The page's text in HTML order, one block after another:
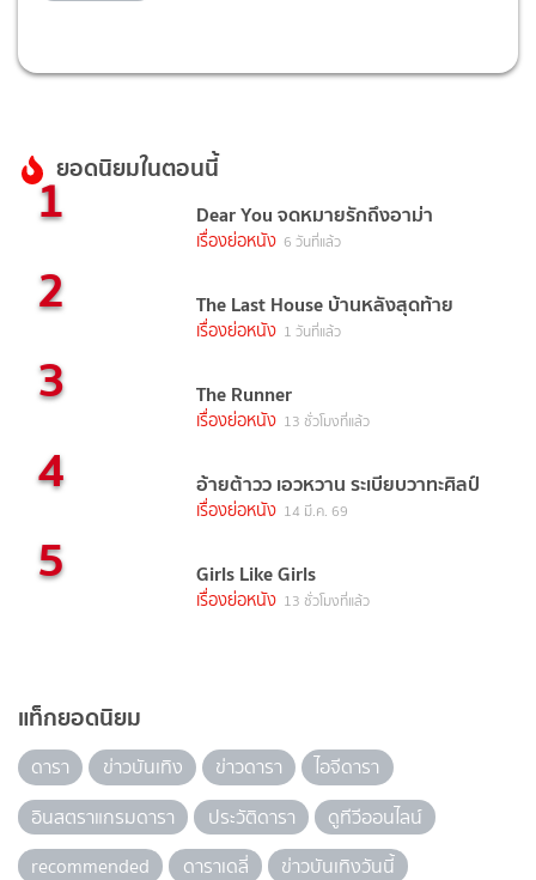
ยอดนิยมในตอนนี้
1 Dear You จดหมายรักถึงอาม่า
เรื่องย่อหนัง 6 วันที่แล้ว
2 The Last House บ้านหลังสุดท้าย
เรื่องย่อหนัง 1 วันที่แล้ว
3 The Runner
เรื่องย่อหนัง 13 ชั่วโมงที่แล้ว
4 อ้ายต้าวว เอวหวาน ระเบียบวาทะศิลป์
เรื่องย่อหนัง 14 มี.ค. 69
5 Girls Like Girls
เรื่องย่อหนัง 13 ชั่วโมงที่แล้ว
แท็กยอดนิยม
ดารา ข่าวบันเทิง ข่าวดารา
ไอจีดารา
อินสตราแกรมดารา
ประวัติดารา
ดูทีวีออนไลน์
recommended
ดาราเดลี่ ข่าวบันเทิงวันนี้